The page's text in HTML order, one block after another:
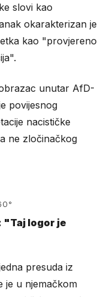
slovi kao
okarakterizan je
kao "provjereno
unutar AfD-
povijesnog
nacističke
ne zločinačkog
"Taj logor je
presuda iz
je u njemačkom